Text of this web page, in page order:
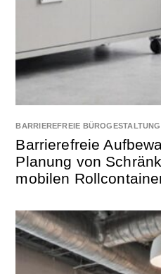
BARRIEREFREIE BÜROGESTALTUNG
Barrierefreie
Planung von
mobilen